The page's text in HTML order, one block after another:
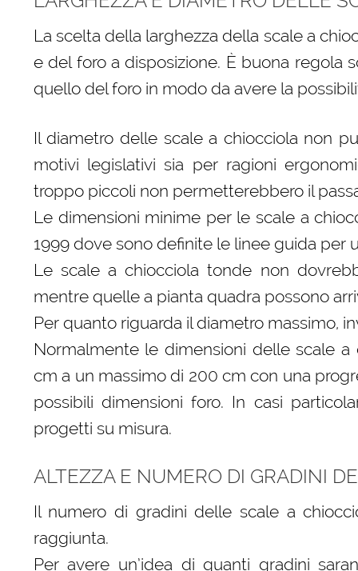
La scelta della larghezza della scale a
e del foro a disposizione. È buona regola
quello del foro in modo da avere la
Il diametro delle scale a chiocciola non
motivi legislativi sia per ragioni
troppo piccoli non permetterebbero il
Le dimensioni minime per le scale a
1999 dove sono definite le linee guida per
Le scale a chiocciola tonde non
mentre quelle a pianta quadra possono
Per quanto riguarda il diametro massimo,
Normalmente le dimensioni delle scale
cm a un massimo di 200 cm con una
possibili dimensioni foro. In casi
progetti su misura.
ALTEZZA E NUMERO DI GRADINI
Il numero di gradini delle scale a
raggiunta.
Per avere un’idea di quanti gradini